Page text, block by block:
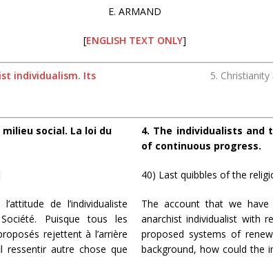
E. ARMAND
[ENGLISH TEXT ONLY]
individualism. Its
5.
social. La loi du
de l’individualiste
Puisque tous les
rejettent à l’arrière
ressentir autre chose que
4. The individualists
of continuous progress.
40) Last quibbles of the
The account that we
anarchist individualist with
proposed systems of
background, how could the